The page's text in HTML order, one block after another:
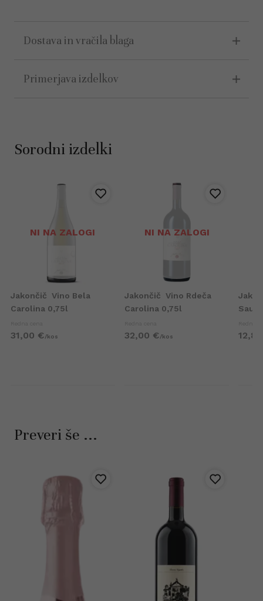
Dostava in vračila blaga
Primerjava izdelkov
Sorodni izdelki
NI NA ZALOGI
Jakončič Vino Bela
Carolina 0,75l
31,00 €/kos
NI NA ZALOGI
Jakončič Vino Rdeča
Carolina 0,75l
32,00 €/kos 12,81
Preveri še ...